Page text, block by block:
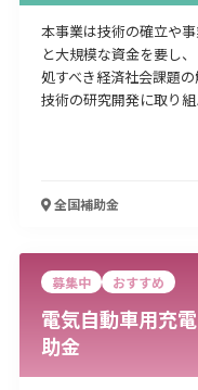
本事業は技術の確立や
と大規模な資金を要し
処すべき経済社会課題
技術の研究開発に取り組
全国補助金
募集中 おすすめ
電気自動車用充
助金